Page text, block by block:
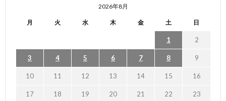
2026年8月
月 火 水 木 金 土 日
1 2
3 4 5 6 7 8 9
10 11 12 13 14 15 16
17 18 19 20 21 22 23